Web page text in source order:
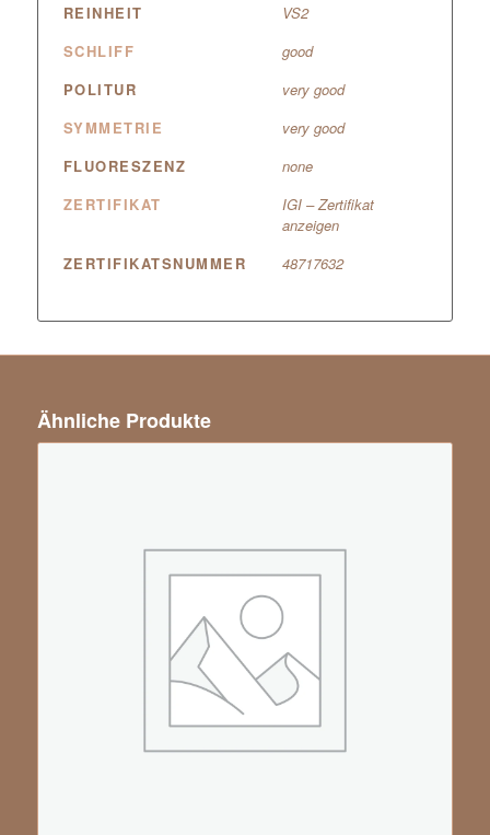
REINHEIT
VS2
SCHLIFF
good
POLITUR
very good
SYMMETRIE
very good
FLUORESZENZ
none
ZERTIFIKAT
IGI – Zertifikat
anzeigen
ZERTIFIKATSNUMMER
48717632
Ähnliche Produkte